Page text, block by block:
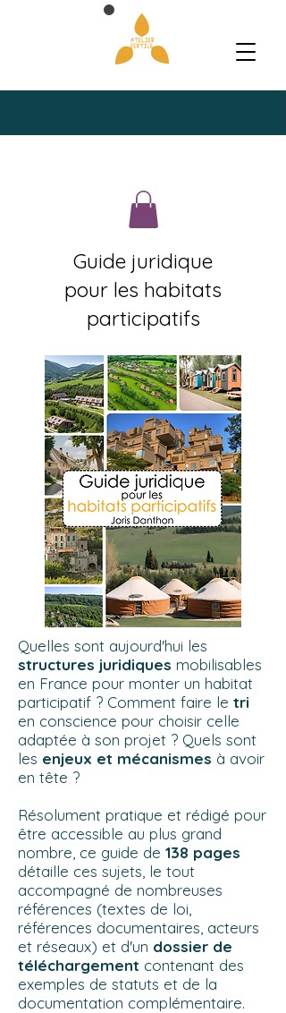
Guide juridique
pour les habitats
participatifs
Quelles sont aujourd'hui les
structures juridiques mobilisables
en France pour monter un habitat
participatif ? Comment faire le tri
en conscience pour choisir celle
adaptée à son projet ? Quels sont
les enjeux et mécanismes à avoir
en tête ?
Résolument pratique et rédigé pour
être accessible au plus grand
nombre, ce guide de 138 pages
détaille ces sujets, le tout
accompagné de nombreuses
références (textes de loi,
références documentaires, acteurs
et réseaux) et d'un dossier de
téléchargement contenant des
exemples de statuts et de la
documentation complémentaire.